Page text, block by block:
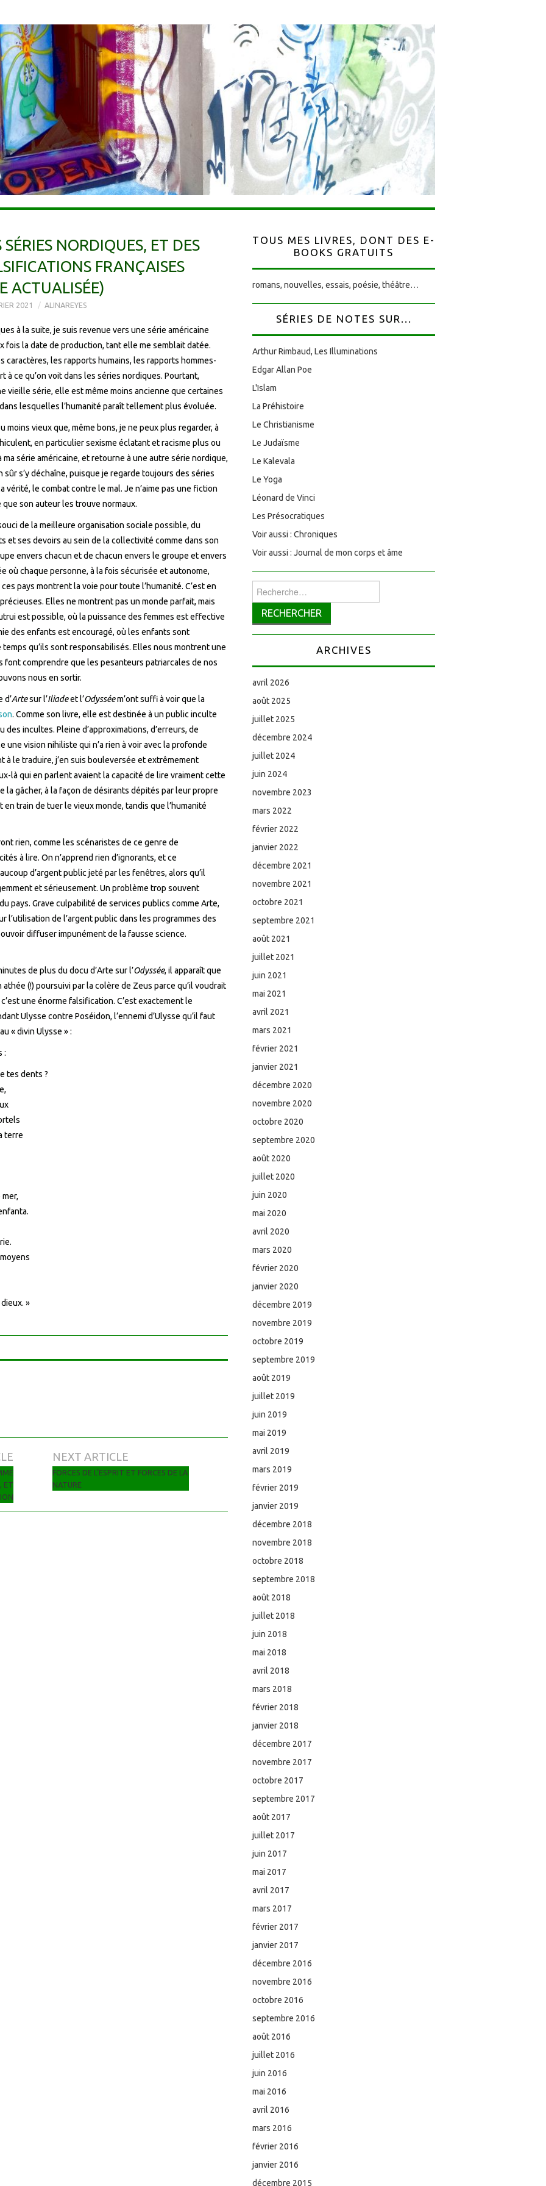
NORDIQUES, ET DES
FRANÇAISES
ACTUALISÉE)
2021 ALINAREYES
à la suite, je suis revenue vers une série américaine
fois la date de production, tant elle me semblait datée.
caractères, les rapports humains, les rapports hommes-
à ce qu’on voit dans les séries nordiques. Pourtant,
vieille série, elle est même moins ancienne que certaines
lesquelles l’humanité paraît tellement plus évoluée.
moins vieux que, même bons, je ne peux plus regarder, à
en particulier sexisme éclatant et racisme plus ou
série américaine, et retourne à une autre série nordique,
s’y déchaîne, puisque je regarde toujours des séries
vérité, le combat contre le mal. Je n’aime pas une fiction
son auteur les trouve normaux.
de la meilleure organisation sociale possible, du
et ses devoirs au sein de la collectivité comme dans son
envers chacun et de chacun envers le groupe et envers
où chaque personne, à la fois sécurisée et autonome,
pays montrent la voie pour toute l’humanité. C’est en
Elles ne montrent pas un monde parfait, mais
est possible, où la puissance des femmes est effective
des enfants est encouragé, où les enfants sont
qu’ils sont responsabilisés. Elles nous montrent une
font comprendre que les pesanteurs patriarcales de nos
nous en sortir.
d’Artesur l’Iliadeet l’Odysséem’ont suffi à voir que la
. Comme son livre, elle est destinée à un public inculte
incultes. Pleine d’approximations, d’erreurs, de
vision nihiliste qui n’a rien à voir avec la profonde
à le traduire, j’en suis bouleversée et extrêmement
là qui en parlent avaient la capacité de lire vraiment cette
gâcher, à la façon de désirants dépités par leur propre
train de tuer le vieux monde, tandis que l’humanité
rien, comme les scénaristes de ce genre de
à lire. On n’apprend rien d’ignorants, et ce
d’argent public jeté par les fenêtres, alors qu’il
et sérieusement. Un problème trop souvent
pays. Grave culpabilité de services publics comme Arte,
l’utilisation de l’argent public dans les programmes des
diffuser impunément de la fausse science.
de plus du docu d’Arte sur l’Odyssée, il apparaît que
(!) poursuivi par la colère de Zeus parce qu’il voudrait
une énorme falsification. C’est exactement le
Ulysse contre Poséidon, l’ennemi d’Ulysse qu’il faut
« divin Ulysse » :
:
tes dents ?
terre
»
ET
NEXT ARTICLE
FORCES DE L’ESPRIT ET FORCES DE LA
NATURE
TOUS MES LIVRES, DONT DES E-
BOOKS GRATUITS
romans, nouvelles, essais, poésie, théâtre…
SÉRIES DE NOTES SUR...
Arthur Rimbaud, Les Illuminations
Edgar Allan Poe
L'Islam
La Préhistoire
Le Christianisme
Le Judaïsme
Le Kalevala
Le Yoga
Léonard de Vinci
Les Présocratiques
Voir aussi : Chroniques
Voir aussi : Journal de mon corps et âme
Rechercher :
ARCHIVES
avril 2026
août 2025
juillet 2025
décembre 2024
juillet 2024
juin 2024
novembre 2023
mars 2022
février 2022
janvier 2022
décembre 2021
novembre 2021
octobre 2021
septembre 2021
août 2021
juillet 2021
juin 2021
mai 2021
avril 2021
mars 2021
février 2021
janvier 2021
décembre 2020
novembre 2020
octobre 2020
septembre 2020
août 2020
juillet 2020
juin 2020
mai 2020
avril 2020
mars 2020
février 2020
janvier 2020
décembre 2019
novembre 2019
octobre 2019
septembre 2019
août 2019
juillet 2019
juin 2019
mai 2019
avril 2019
mars 2019
février 2019
janvier 2019
décembre 2018
novembre 2018
octobre 2018
septembre 2018
août 2018
juillet 2018
juin 2018
mai 2018
avril 2018
mars 2018
février 2018
janvier 2018
décembre 2017
novembre 2017
octobre 2017
septembre 2017
août 2017
juillet 2017
juin 2017
mai 2017
avril 2017
mars 2017
février 2017
janvier 2017
décembre 2016
novembre 2016
octobre 2016
septembre 2016
août 2016
juillet 2016
juin 2016
mai 2016
avril 2016
mars 2016
février 2016
janvier 2016
décembre 2015